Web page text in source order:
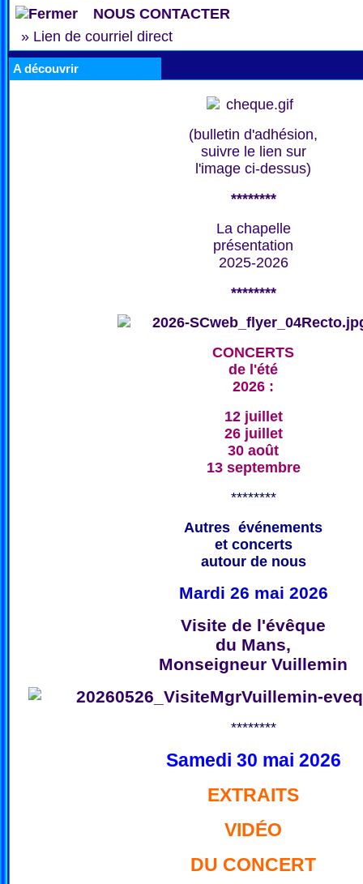
NOUS CONTACTER
» Lien de courriel direct
A découvrir
(bulletin d'adhésion,
suivre le lien sur
l'image ci-dessus)
********
La chapelle
présentation
2025-2026
********
CONCERTS
de l'été
2026 :
12 juillet
26 juillet
30 août
13 septembre
********
Autres événements
et concerts
autour de nous
Mardi 26 mai 2026
Visite de l'évêque
du Mans,
Monseigneur Vuillemin
********
Samedi 30 mai 2026
EXTRAITS
VIDÉO
DU CONCERT